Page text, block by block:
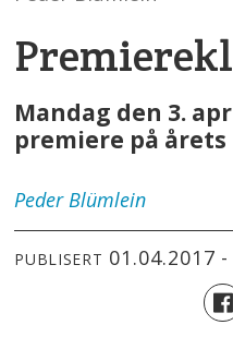
Mandag den 3.
premiere på
Peder Blümlein
PUBLISERT 01.04.2017